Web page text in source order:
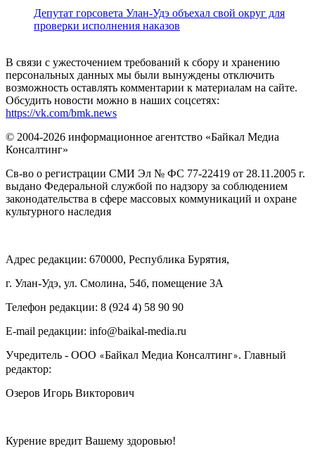
Депутат горсовета Улан-Удэ объехал свой округ для
проверки исполнения наказов
В связи с ужесточением требований к сбору и хранению
персональных данных мы были вынуждены отключить
возможность оставлять комментарии к материалам на сайте.
Обсудить новости можно в наших соцсетях:
https://vk.com/bmk.news
© 2004-2026 информационное агентство «Байкал Медиа
Консалтинг»
Св-во о регистрации СМИ Эл № ФС 77-22419 от 28.11.2005 г.
выдано Федеральной службой по надзору за соблюдением
законодательства в сфере массовых коммуникаций и охране
культурного наследия
Адрес редакции: 670000, Республика Бурятия,
г. Улан-Удэ, ул. Смолина, 54б, помещение 3А
Телефон редакции: ‎‎8 (924 4) 58 90 90
E-mail редакции: info@baikal-media.ru
Учредитель - ООО «Байкал Медиа Консалтинг». Главный
редактор:
Озеров Игорь Викторович
Курение вредит Вашему здоровью!